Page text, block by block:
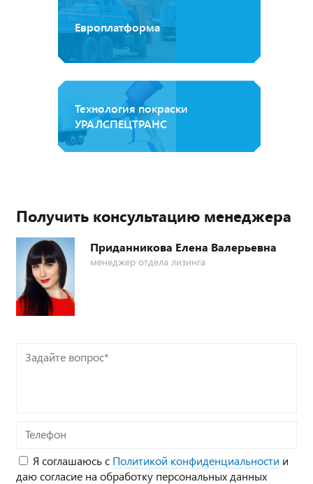
Европлатформа
Технология покраски
УРАЛСПЕЦТРАНС
Получить консультацию менеджера
Приданникова Елена Валерьевна
менеджер отдела лизинга
Задайте
Телефон
Я соглашаюсь с Политикой конфиденциальности и
даю согласие на обработку персональных данных